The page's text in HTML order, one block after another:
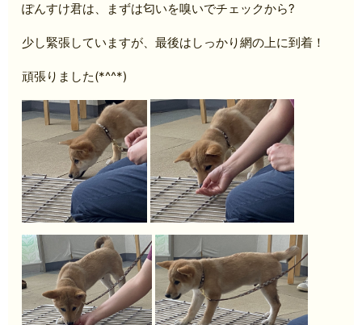
ぽんすけ君は、まずは匂いを嗅いでチェックから?
少し緊張していますが、最後はしっかり網の上に到着！
頑張りました(*^^*)